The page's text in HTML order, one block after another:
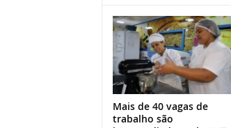
Mais de 40 vagas de
trabalho são